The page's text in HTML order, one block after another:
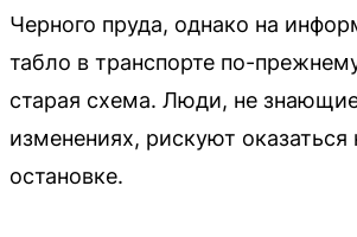
Черного пруда, однако на
табло в транспорте по-
старая схема. Люди, не
изменениях, рискуют оказаться
остановке.